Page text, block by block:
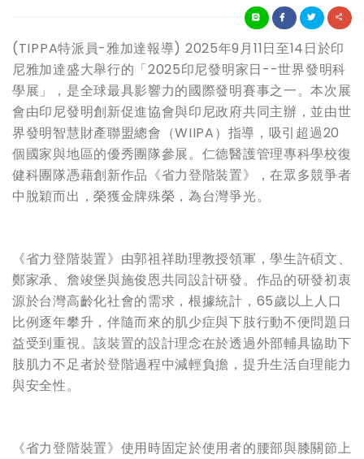
(TIPPA特派員-雅加達報導) 2025年9月11日至14日於印
尼雅加達盛大舉行的「2025印尼發明家日--世界發明科
學展」，是全球最具影響力的國際發明賽事之一。本次展
會由印尼發明創新促進協會與印尼政府共同主辦，並由世
界發明智慧財產聯盟總會（WIIPA）指導，吸引超過20
個國家與地區的優秀團隊參展。仁德醫護管理專科學校復
健科團隊憑藉創新作品《省力登階裝置》，在眾多競爭者
中脫穎而出，榮獲金牌殊榮，為台灣爭光。
《省力登階裝置》由郭祖祥助理教授領軍，學生許碩文、
鄭家承、詹竣堡與施俊恩共同設計研發。作品的研發初衷
源於台灣高齡化社會的需求，根據統計，65歲以上人口
比例逐年攀升，伴隨而來的肌少症與下肢行動不便問題日
益受到重視。該裝置的設計理念在於透過外部輔具協助下
肢肌力不足者於登階過程中減輕負擔，提升生活自理能力
與安全性。
《省力登階裝置》使用時固定於使用者的腰部與膝關節上